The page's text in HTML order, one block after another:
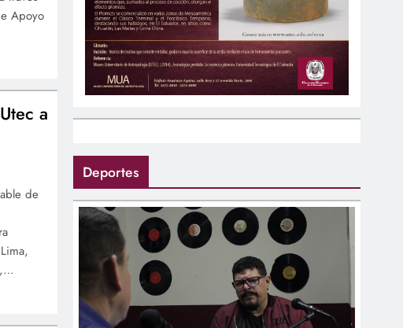
Apoyo
a
de
Deportes